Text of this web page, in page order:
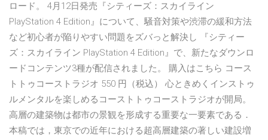
ロード。 4月12日発売『シティーズ：スカイライン
PlayStation 4 Edition』について、騒音対策や渋滞の緩和方法
など初心者が陥りやすい問題をズバっと解決し 『シティー
ズ：スカイライン PlayStation 4 Edition』で、新たなダウンロ
ードコンテンツ3種が配信されました。 購入はこちら コース
トトゥコーストラジオ 550 円（税込） 心ときめくインストゥ
ルメンタルを楽しめるコーストトゥコーストラジオが開局。
高層の建築物は都市の景観を形成する重要な一要素である．
本稿では，東京での近年における超高層建築の著しい建設増